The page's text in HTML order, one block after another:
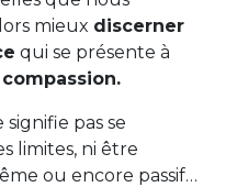
mieux discerner
qui se présente à
pas se
limites, ni être
ou encore passif…